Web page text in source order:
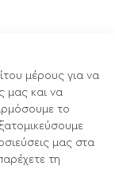
μέρους για να
μας και να
το
μας στα
τη